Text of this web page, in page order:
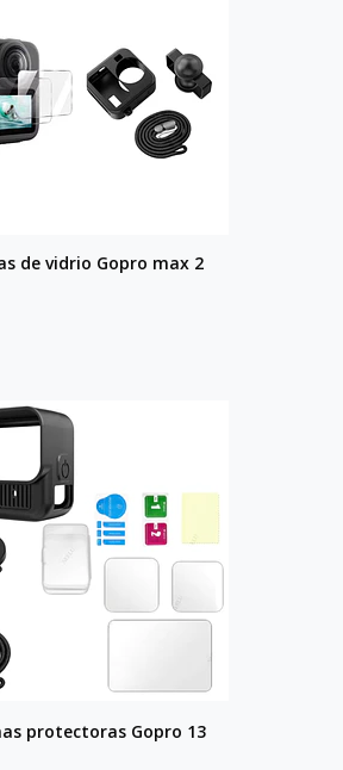
de vidrio Gopro max 2
protectoras Gopro 13